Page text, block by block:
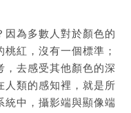
因為多數人對於顏色的
紅，沒有一個標準；
，去感受其他顏色的深
人類的感知裡，就是所
統中，攝影端與顯像端